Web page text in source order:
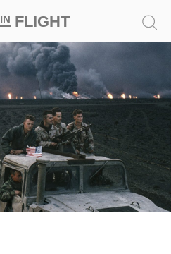
INFLIGHT